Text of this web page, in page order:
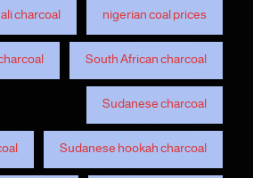
nigerian coal prices
charcoal
South African charcoal
Sudanese charcoal
Sudanese hookah charcoal